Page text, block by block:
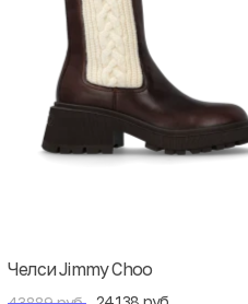
Челси Jimmy Choo